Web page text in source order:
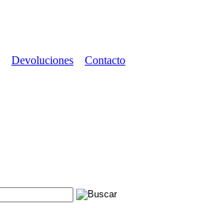
Devoluciones Contacto